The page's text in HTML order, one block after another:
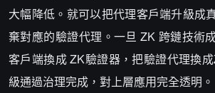
大幅降低。就可以把代理客戶端升級成
棄對應的驗證代理。一旦 ZK 跨鏈技術
客戶端換成 ZK驗證器，把驗證代理換
級通過治理完成，對上層應用完全透明。